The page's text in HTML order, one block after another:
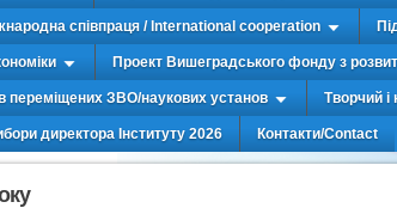
співпраця / International cooperation
Проект Вишеградського фонду з
переміщених ЗВО/наукових установ Творчий
директора Інституту 2026 Контакти/Contact